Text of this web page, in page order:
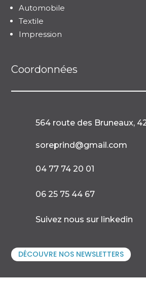
Automobile
Textile
Impression
Coordonnées
564 route des Bruneaux,
soreprind@gmail.com
04 77 74 20 01
06 25 75 44 67
Suivez nous sur linkedin
DÉCOUVRE NOS NEWSLETTERS